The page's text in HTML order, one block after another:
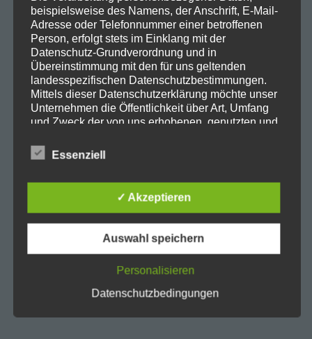
beispielsweise des Namens, der Anschrift, E-Mail-
Adresse oder Telefonnummer einer betroffenen
Person, erfolgt stets im Einklang mit der
Datenschutz-Grundverordnung und in
Übereinstimmung mit den für uns geltenden
landesspezifischen Datenschutzbestimmungen.
Mittels dieser Datenschutzerklärung möchte unser
Unternehmen die Öffentlichkeit über Art, Umfang
und Zweck der von uns erhobenen, genutzten und
informieren. Ferner werden betroffene Personen
mittels dieser Datenschutzerklärung über die ihnen
Wir haben als für die Verarbeitung Verantwortlicher
zahlreiche technische und organisatorische
lückenlosen Schutz der über diese Internetseite
verarbeiteten personenbezogenen Daten
sicherzustellen. Dennoch können Internetbasierte
Datenübertragungen grundsätzlich
Sicherheitslücken aufweisen, sodass ein absoluter
Essenziell
✓ Akzeptieren
Auswahl speichern
Personalisieren
Datenschutzbedingungen